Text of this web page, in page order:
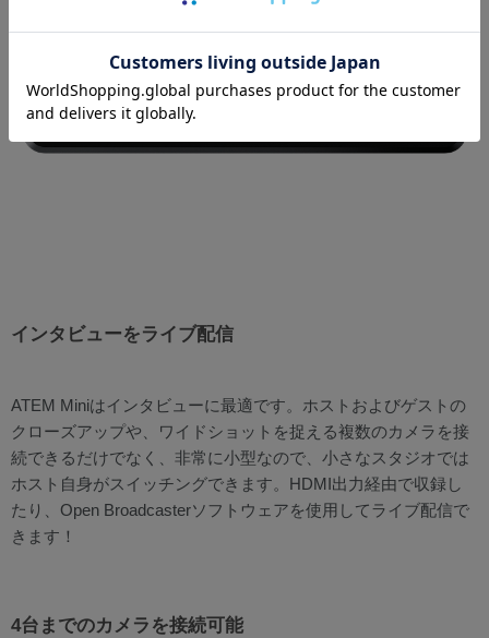
インタビューをライブ配信
ATEM Miniはインタビューに最適です。ホストおよびゲストの
クローズアップや、ワイドショットを捉える複数のカメラを接
続できるだけでなく、非常に小型なので、小さなスタジオでは
ホスト自身がスイッチングできます。HDMI出力経由で収録し
たり、Open Broadcasterソフトウェアを使用してライブ配信で
きます！
4台までのカメラを接続可能